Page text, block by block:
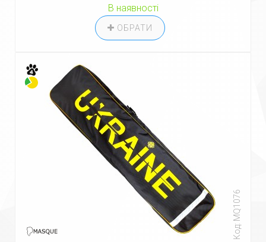
В наявності
ОБРАТИ
Код: MQ1076